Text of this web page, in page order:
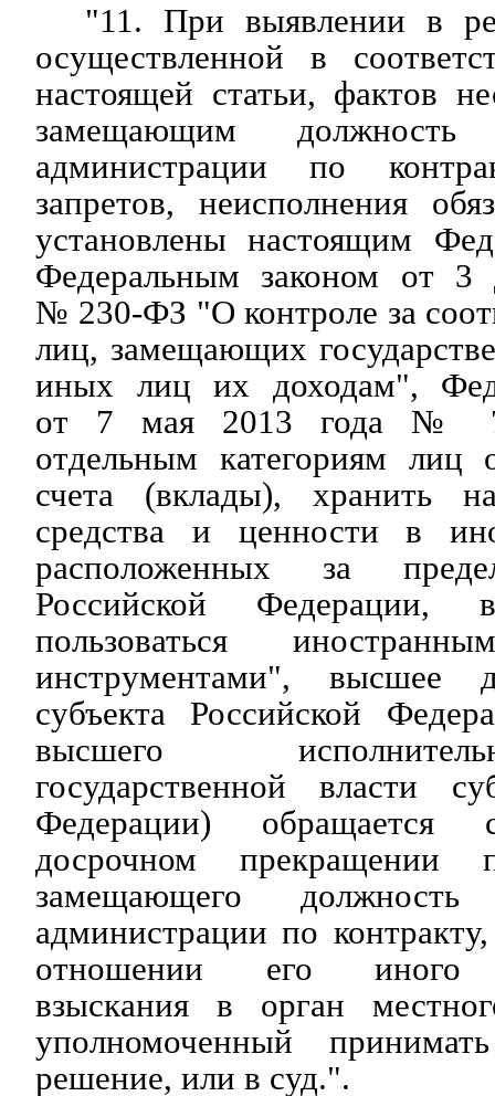
"11. При выявлении в
осуществленной в
настоящей статьи, фактов
замещающим
администрации по
запретов, неисполнения
установлены настоящим
Федеральным законом от 3
№ 230-ФЗ "О контроле за
лиц, замещающих
иных лиц их доходам",
от 7 мая 2013 года №
отдельным категориям лиц
счета (вклады), хранить
средства и ценности в
расположенных за
Российской
пользоваться
инструментами", высшее
субъекта Российской
высшего
государственной власти
Федерации)
досрочном прекращении
замещающего
администрации по
отношении его иного
взыскания в орган
уполномоченный
решение, или в суд.".